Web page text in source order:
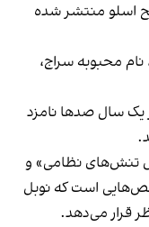
اسلو منتشر شده
محبوبه سراج،
یک سال صدها نامزد
تنش‌های نظامی» و
است که نوبل
قرار می‌دهد.